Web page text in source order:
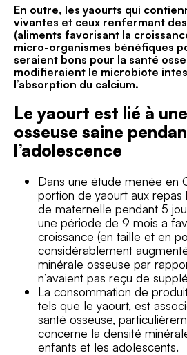
En outre, les yaourts qui
vivantes et ceux renfermant
(aliments favorisant la
micro-organismes bénéfiques
seraient bons pour la santé
modifieraient le microbiote
l’absorption du calcium.
Le yaourt est lié à
osseuse saine
l’adolescence
Dans une étude menée en
portion de yaourt aux repas
de maternelle pendant 5
une période de 9 mois a
croissance (en taille et en
considérablement
minérale osseuse par
n’avaient pas reçu de
La consommation de
tels que le yaourt, est
santé osseuse,
concerne la densité
enfants et les adolescents.